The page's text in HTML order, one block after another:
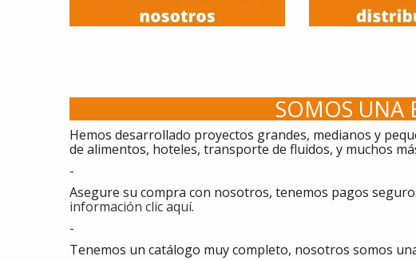
SOMOS UNA
Hemos desarrollado proyectos grandes, medianos y
de alimentos, hoteles, transporte de fluidos, y muchos
-
Asegure su compra con nosotros, tenemos pagos
información clic aquí.
-
Tenemos un catálogo muy completo, nosotros somos